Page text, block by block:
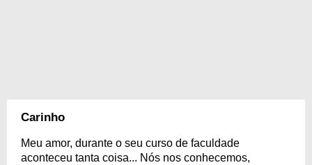
Carinho
Meu amor, durante o seu curso de faculdade
aconteceu tanta coisa... Nós nos conhecemos,